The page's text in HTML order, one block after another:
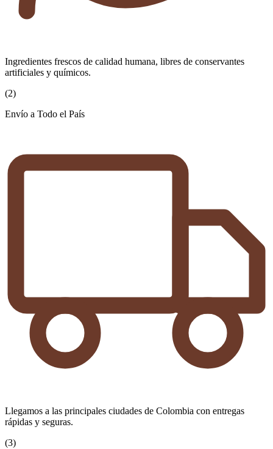
Ingredientes frescos de calidad humana, libres de conservantes
artificiales y químicos.
(2)
Envío a Todo el País
Llegamos a las principales ciudades de Colombia con entregas
rápidas y seguras.
(3)